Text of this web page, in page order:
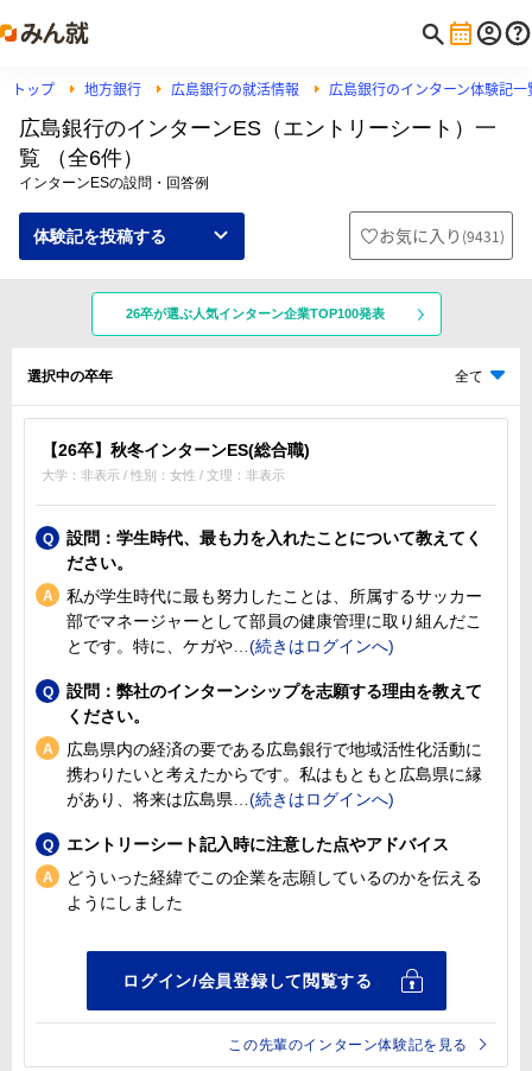
トップ 地方銀行 広島銀行の就活情報 広島銀行のインターン体験記一
広島銀行のインターンES（エントリーシート）一
覧 （全6件）
インターンESの設問・回答例
体験記を投稿する お気に入り (9431)
26卒が選ぶ人気インターン企業TOP100発表
選択中の卒年 全て
【26卒】秋冬インターンES(総合職)
大学：非表示 / 性別：女性 / 文理：非表示
設問：学生時代、最も力を入れたことについて教えてく
ださい。
私が学生時代に最も努力したことは、所属するサッカー
部でマネージャーとして部員の健康管理に取り組んだこ
とです。特に、ケガや
設問：弊社のインターンシップを志願する理由を教えて
ください。
広島県内の経済の要である広島銀行で地域活性化活動に
携わりたいと考えたからです。私はもともと広島県に縁
があり、将来は広島県
エントリーシート記入時に注意した点やアドバイス
どういった経緯でこの企業を志願しているのかを伝える
ようにしました
この先輩のインターン体験記を見る